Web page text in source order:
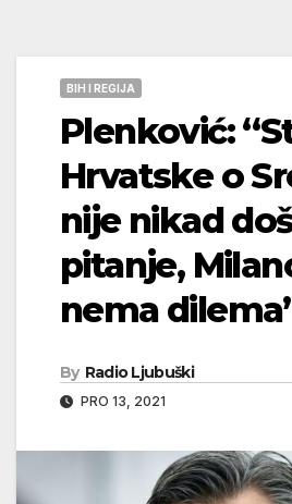
BIH I REGIJA
Plenković:
Hrvatske o
nije nikad
pitanje,
nema
By Radio Ljubuški
PRO 13, 2021